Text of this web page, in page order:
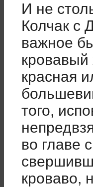
И не
Колчак с
важное
кровавый
красная
того,
во главе
кроваво,